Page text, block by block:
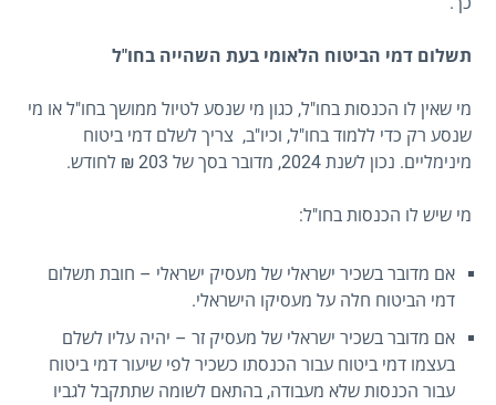
תשלום דמי הביטוח הלאומי בעת השהייה בחו"ל
מי שאין לו הכנסות בחו"ל, כגון מי שנסע לטיול ממושך בחו"ל או מי
שנסע רק כדי ללמוד בחו"ל, וכיו"ב, צריך לשלם דמי ביטוח
מינימליים. נכון לשנת 2024, מדובר בסך של 203 ₪ לחודש.
מי שיש לו הכנסות בחו"ל:
אם מדובר בשכיר ישראלי של מעסיק ישראלי – חובת תשלום
דמי הביטוח חלה על מעסיקו הישראלי.
אם מדובר בשכיר ישראלי של מעסיק זר – יהיה עליו לשלם
בעצמו דמי ביטוח עבור הכנסתו כשכיר לפי שיעור דמי ביטוח
עבור הכנסות שלא מעבודה, בהתאם לשומה שתתקבל לגביו